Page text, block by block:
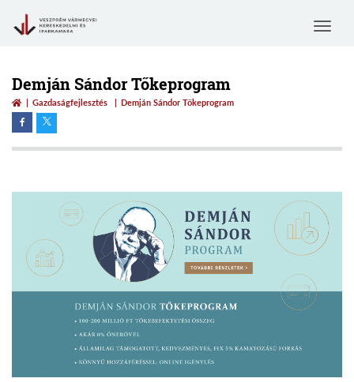
Toggle
Demján Sándor Tőkeprogram
Gazdaságfejlesztés Demján Sándor Tőkeprogram